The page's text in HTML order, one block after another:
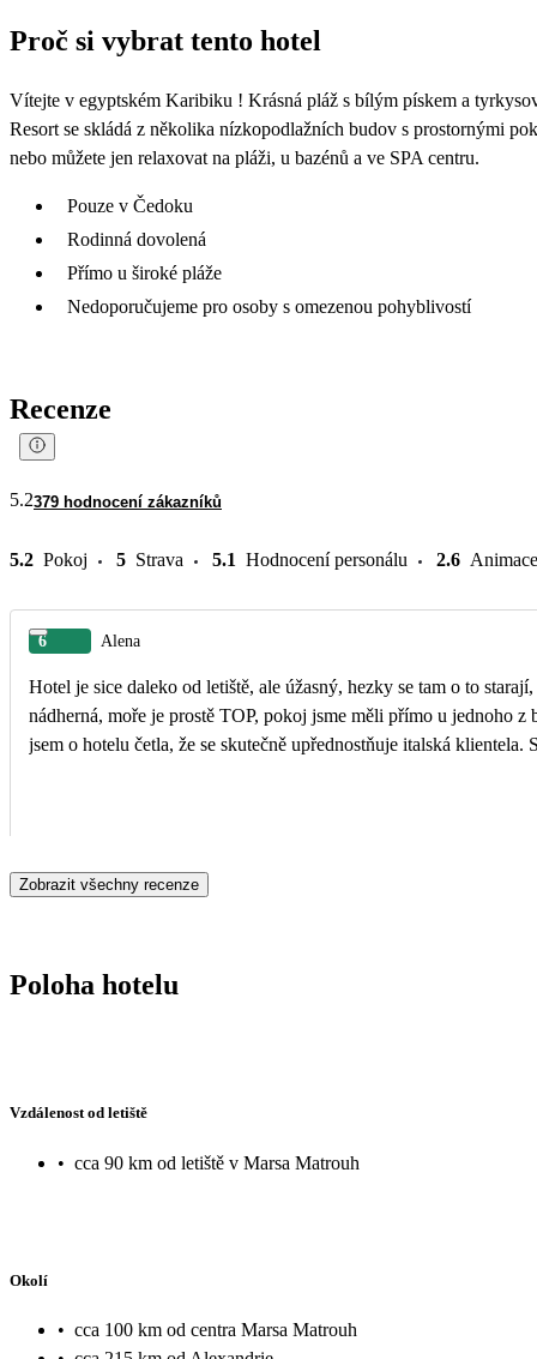
Proč si vybrat tento hotel
Vítejte v egyptském Karibiku ! Krásná pláž s bílým pískem a
Resort se skládá z několika nízkopodlažních budov s prostornými
nebo můžete jen relaxovat na pláži, u bazénů a ve SPA centru.
Pouze v Čedoku
Rodinná dovolená
Přímo u široké pláže
Nedoporučujeme pro osoby s omezenou pohyblivostí
Recenze
5.2379 hodnocení zákazníků
5.2 Pokoj 5 Strava 5.1 Hodnocení personálu 2.6 Animace
6 Alena
Hotel je sice daleko od letiště, ale úžasný, hezky se tam o to
nádherná, moře je prostě TOP, pokoj jsme měli přímo u jednoho
jsem o hotelu četla, že se skutečně upřednostňuje italská
Zobrazit všechny recenze
Poloha hotelu
Vzdálenost od letiště
• cca 90 km od letiště v Marsa Matrouh
Okolí
• cca 100 km od centra Marsa Matrouh